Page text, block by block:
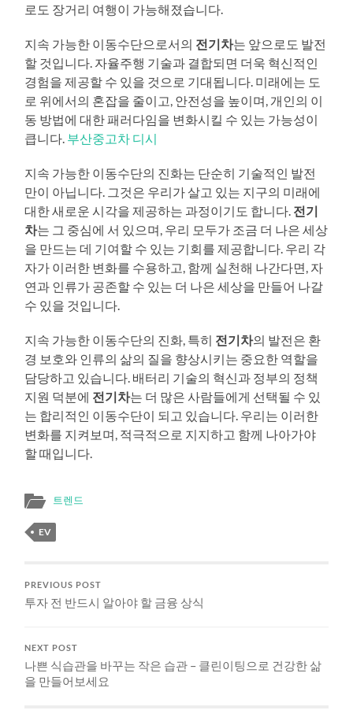
로도 장거리 여행이 가능해졌습니다.
지속 가능한 이동수단으로서의 전기차는 앞으로도 발전
할 것입니다. 자율주행 기술과 결합되면 더욱 혁신적인
경험을 제공할 수 있을 것으로 기대됩니다. 미래에는 도
로 위에서의 혼잡을 줄이고, 안전성을 높이며, 개인의 이
동 방법에 대한 패러다임을 변화시킬 수 있는 가능성이
큽니다. 부산중고차 디시
지속 가능한 이동수단의 진화는 단순히 기술적인 발전
만이 아닙니다. 그것은 우리가 살고 있는 지구의 미래에
대한 새로운 시각을 제공하는 과정이기도 합니다. 전기
차는 그 중심에 서 있으며, 우리 모두가 조금 더 나은 세상
을 만드는 데 기여할 수 있는 기회를 제공합니다. 우리 각
자가 이러한 변화를 수용하고, 함께 실천해 나간다면, 자
연과 인류가 공존할 수 있는 더 나은 세상을 만들어 나갈
수 있을 것입니다.
지속 가능한 이동수단의 진화, 특히 전기차의 발전은 환
경 보호와 인류의 삶의 질을 향상시키는 중요한 역할을
담당하고 있습니다. 배터리 기술의 혁신과 정부의 정책
지원 덕분에 전기차는 더 많은 사람들에게 선택될 수 있
는 합리적인 이동수단이 되고 있습니다. 우리는 이러한
변화를 지켜보며, 적극적으로 지지하고 함께 나아가야
할 때입니다.
트렌드
EV
PREVIOUS POST
투자 전 반드시 알아야 할 금융 상식
NEXT POST
나쁜 식습관을 바꾸는 작은 습관 – 클린이팅으로 건강한 삶
을 만들어보세요